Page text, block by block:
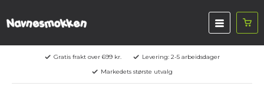
Gratis frakt over 699 kr.
Levering: 2-5 arbeidsdager
Markedets største utvalg